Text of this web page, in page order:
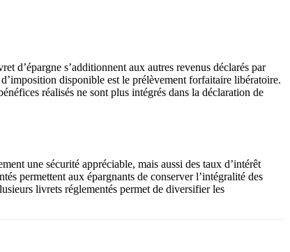
d’épargne s’additionnent aux autres revenus déclarés par
disponible est le prélèvement forfaitaire libératoire.
réalisés ne sont plus intégrés dans la déclaration de
une sécurité appréciable, mais aussi des taux d’intérêt
permettent aux épargnants de conserver l’intégralité des
livrets réglementés permet de diversifier les